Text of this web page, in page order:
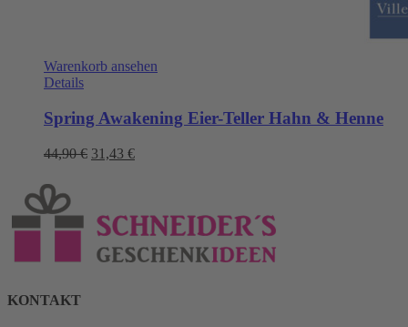
Warenkorb ansehen
Details
Spring Awakening Eier-Teller Hahn & Henne
44,90€ Ursprünglicher
31,43 €Aktueller
KONTAKT